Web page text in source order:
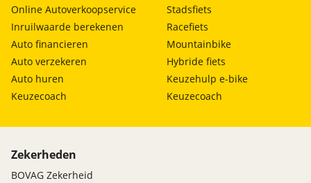
Online Autoverkoopservice
Inruilwaarde berekenen
Auto financieren
Auto verzekeren
Auto huren
Keuzecoach
Stadsfiets
Racefiets
Mountainbike
Hybride fiets
Keuzehulp e-bike
Keuzecoach
Zekerheden
BOVAG Zekerheid